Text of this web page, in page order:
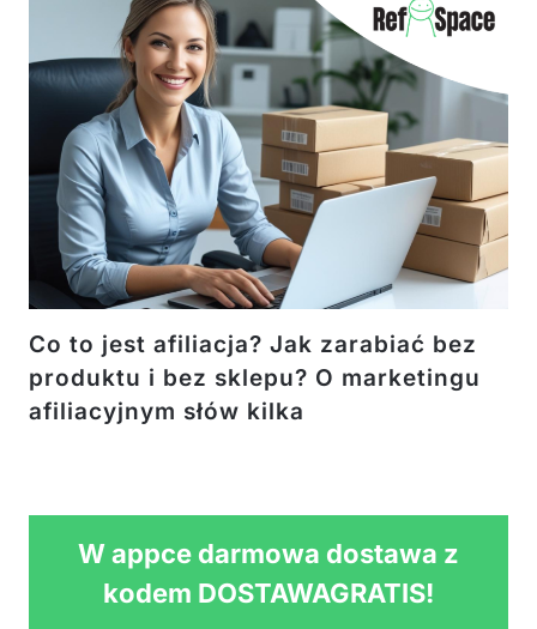
Co to jest afiliacja? Jak zarabiać bez
produktu i bez sklepu? O marketingu
afiliacyjnym słów kilka
W appce darmowa dostawa z
kodem DOSTAWAGRATIS!